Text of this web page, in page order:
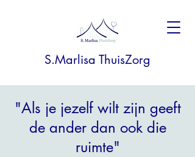
S.Marlisa ThuisZorg
"Als je jezelf wilt zijn geeft
de ander dan ook die
ruimte"